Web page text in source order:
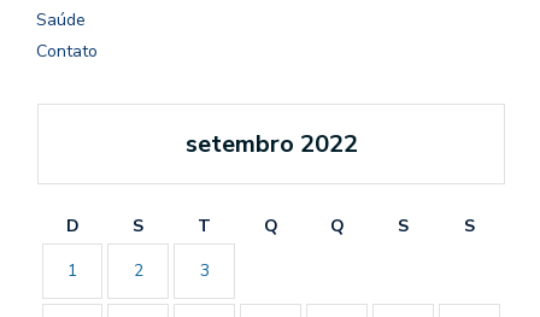
Saúde
Contato
setembro 2022
D S T Q Q S
S
1
2 3